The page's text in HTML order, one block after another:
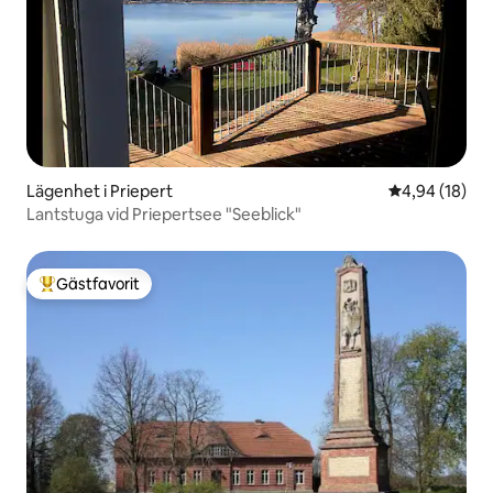
Lägenhet i Priepert 4,94 av 5 i
4,94 (18)
Lantstuga vid Priepertsee "Seeblick"
Populär gästfavorit
Gästfavorit